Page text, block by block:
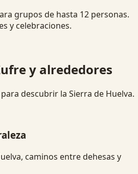
grupos de hasta 12 personas.
y celebraciones.
y alrededores
descubrir la Sierra de Huelva.
caminos entre dehesas y